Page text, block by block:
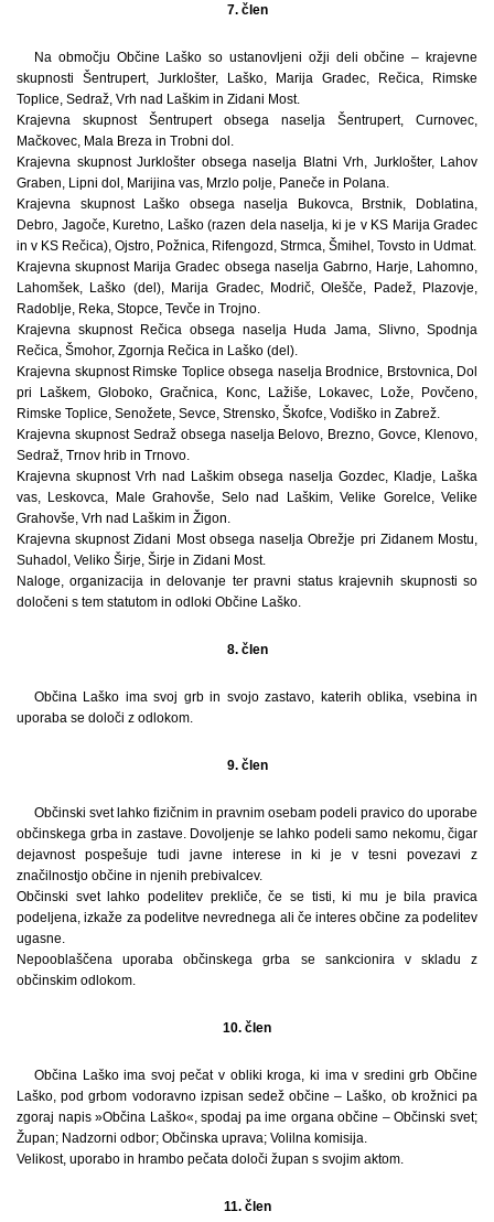
7. člen
Na območju Občine Laško so ustanovljeni ožji deli občine – krajevne
skupnosti Šentrupert, Jurklošter, Laško, Marija Gradec, Rečica, Rimske
Toplice, Sedraž, Vrh nad Laškim in Zidani Most.
Krajevna skupnost Šentrupert obsega naselja Šentrupert, Curnovec,
Mačkovec, Mala Breza in Trobni dol.
Krajevna skupnost Jurklošter obsega naselja Blatni Vrh, Jurklošter, Lahov
Graben, Lipni dol, Marijina vas, Mrzlo polje, Paneče in Polana.
Krajevna skupnost Laško obsega naselja Bukovca, Brstnik, Doblatina,
Debro, Jagoče, Kuretno, Laško (razen dela naselja, ki je v KS Marija Gradec
in v KS Rečica), Ojstro, Požnica, Rifengozd, Strmca, Šmihel, Tovsto in Udmat.
Krajevna skupnost Marija Gradec obsega naselja Gabrno, Harje, Lahomno,
Lahomšek, Laško (del), Marija Gradec, Modrič, Olešče, Padež, Plazovje,
Radoblje, Reka, Stopce, Tevče in Trojno.
Krajevna skupnost Rečica obsega naselja Huda Jama, Slivno, Spodnja
Rečica, Šmohor, Zgornja Rečica in Laško (del).
Krajevna skupnost Rimske Toplice obsega naselja Brodnice, Brstovnica, Dol
pri Laškem, Globoko, Gračnica, Konc, Lažiše, Lokavec, Lože, Povčeno,
Rimske Toplice, Senožete, Sevce, Strensko, Škofce, Vodiško in Zabrež.
Krajevna skupnost Sedraž obsega naselja Belovo, Brezno, Govce, Klenovo,
Sedraž, Trnov hrib in Trnovo.
Krajevna skupnost Vrh nad Laškim obsega naselja Gozdec, Kladje, Laška
vas, Leskovca, Male Grahovše, Selo nad Laškim, Velike Gorelce, Velike
Grahovše, Vrh nad Laškim in Žigon.
Krajevna skupnost Zidani Most obsega naselja Obrežje pri Zidanem Mostu,
Suhadol, Veliko Širje, Širje in Zidani Most.
Naloge, organizacija in delovanje ter pravni status krajevnih skupnosti so
določeni s tem statutom in odloki Občine Laško.
8. člen
Občina Laško ima svoj grb in svojo zastavo, katerih oblika, vsebina in
uporaba se določi z odlokom.
9. člen
Občinski svet lahko fizičnim in pravnim osebam podeli pravico do uporabe
občinskega grba in zastave. Dovoljenje se lahko podeli samo nekomu, čigar
dejavnost pospešuje tudi javne interese in ki je v tesni povezavi z
značilnostjo občine in njenih prebivalcev.
Občinski svet lahko podelitev prekliče, če se tisti, ki mu je bila pravica
podeljena, izkaže za podelitve nevrednega ali če interes občine za podelitev
ugasne.
Nepooblaščena uporaba občinskega grba se sankcionira v skladu z
občinskim odlokom.
10. člen
Občina Laško ima svoj pečat v obliki kroga, ki ima v sredini grb Občine
Laško, pod grbom vodoravno izpisan sedež občine – Laško, ob krožnici pa
zgoraj napis »Občina Laško«, spodaj pa ime organa občine – Občinski svet;
Župan; Nadzorni odbor; Občinska uprava; Volilna komisija.
Velikost, uporabo in hrambo pečata določi župan s svojim aktom.
11. člen